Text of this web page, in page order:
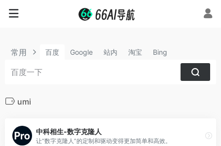
常用 百度 Google 站内 淘宝 Bing
umi
中科相生-数字克隆人
让“数字克隆人”的定制和驱动变得更加简单和高效。